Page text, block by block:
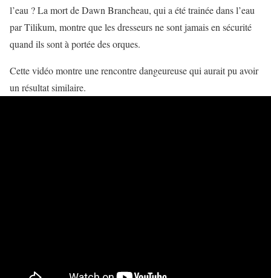
l’eau ? La mort de Dawn Brancheau, qui a été trainée dans l’eau
par Tilikum, montre que les dresseurs ne sont jamais en sécurité
quand ils sont à portée des orques.
Cette vidéo montre une rencontre dangeureuse qui aurait pu avoir
un résultat similaire.